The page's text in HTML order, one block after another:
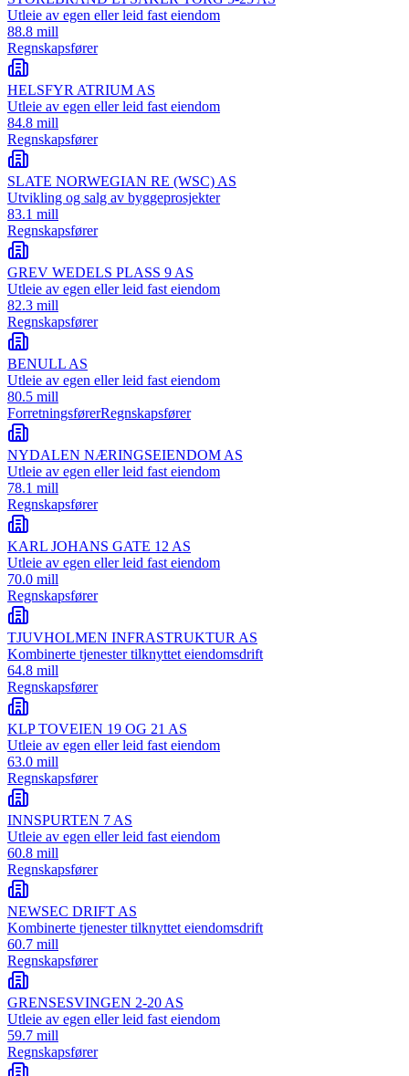
Utleie av egen eller leid fast eiendom
88.8 mill
Regnskapsfører
HELSFYR ATRIUM AS
Utleie av egen eller leid fast eiendom
84.8 mill
Regnskapsfører
SLATE NORWEGIAN RE (WSC) AS
Utvikling og salg av byggeprosjekter
83.1 mill
Regnskapsfører
GREV WEDELS PLASS 9 AS
Utleie av egen eller leid fast eiendom
82.3 mill
Regnskapsfører
BENULL AS
Utleie av egen eller leid fast eiendom
80.5 mill
ForretningsførerRegnskapsfører
NYDALEN NÆRINGSEIENDOM AS
Utleie av egen eller leid fast eiendom
78.1 mill
Regnskapsfører
KARL JOHANS GATE 12 AS
Utleie av egen eller leid fast eiendom
70.0 mill
Regnskapsfører
TJUVHOLMEN INFRASTRUKTUR AS
Kombinerte tjenester tilknyttet eiendomsdrift
64.8 mill
Regnskapsfører
KLP TOVEIEN 19 OG 21 AS
Utleie av egen eller leid fast eiendom
63.0 mill
Regnskapsfører
INNSPURTEN 7 AS
Utleie av egen eller leid fast eiendom
60.8 mill
Regnskapsfører
NEWSEC DRIFT AS
Kombinerte tjenester tilknyttet eiendomsdrift
60.7 mill
Regnskapsfører
GRENSESVINGEN 2-20 AS
Utleie av egen eller leid fast eiendom
59.7 mill
Regnskapsfører